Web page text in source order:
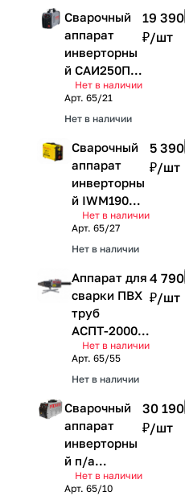
Сварочный
аппарат
инверторны
й САИ250ПН
Ресанта
Нет в наличии
Арт. 65/21
Нет в наличии
19 390
₽/шт
Сварочный
аппарат
инверторны
й IWM190
Eurolux
Нет в наличии
Арт. 65/27
Нет в наличии
5 390
₽/шт
Аппарат для
сварки ПВХ
труб
АСПТ-2000
Ресанта
(насадки
тефлон
20,25,32,40,
50,63,
рулетка,
перчатки,
ножницы
ПВХ)
Нет в наличии
Арт. 65/55
Нет в наличии
4 790
₽/шт
Сварочный
аппарат
инверторны
й п/а
САИПА-220
Ресанта
Нет в наличии
Арт. 65/10
30 190
₽/шт